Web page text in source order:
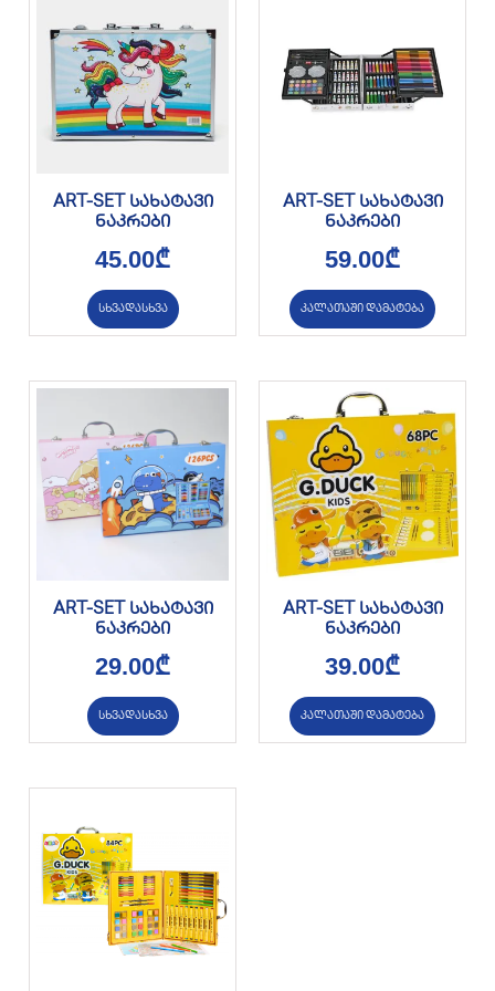
ART-SET სახატავი
ნაკრები
45.00₾
სხვადასხვა
ART-SET სახატავი
ნაკრები
59.00₾
კალათაში დამატება
ART-SET სახატავი
ნაკრები
29.00₾
სხვადასხვა
ART-SET სახატავი
ნაკრები
39.00₾
კალათაში დამატება